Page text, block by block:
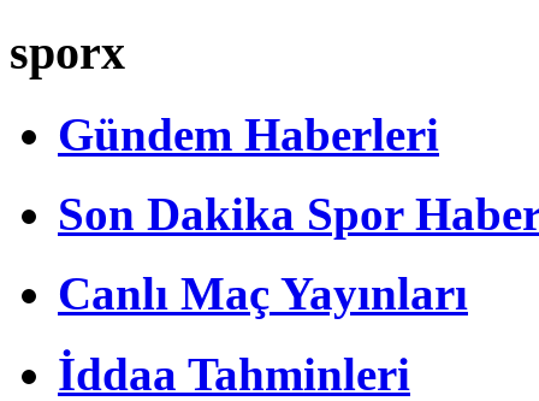
sporx
Gündem Haberleri
Son Dakika Spor
Canlı Maç Yayınları
İddaa Tahminleri